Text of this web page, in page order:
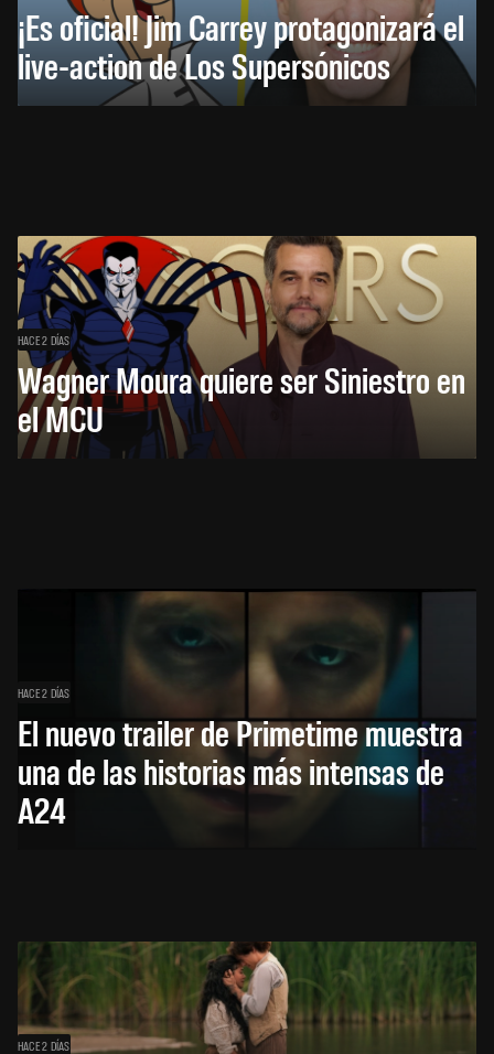
¡Es oficial! Jim Carrey protagonizará el
live-action de Los Supersónicos
HACE 2 DÍAS
Wagner Moura quiere ser Siniestro en
el MCU
HACE 2 DÍAS
El nuevo trailer de Primetime muestra
una de las historias más intensas de
A24
HACE 2 DÍAS